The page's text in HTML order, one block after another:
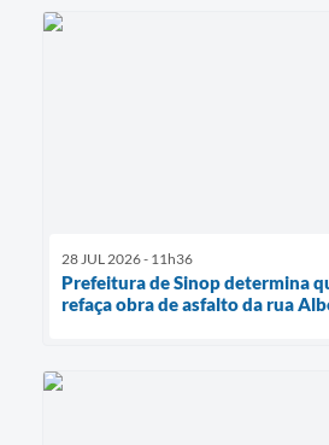
28 JUL 2026 - 11h36
Prefeitura de Sinop determina
refaça obra de asfalto da rua